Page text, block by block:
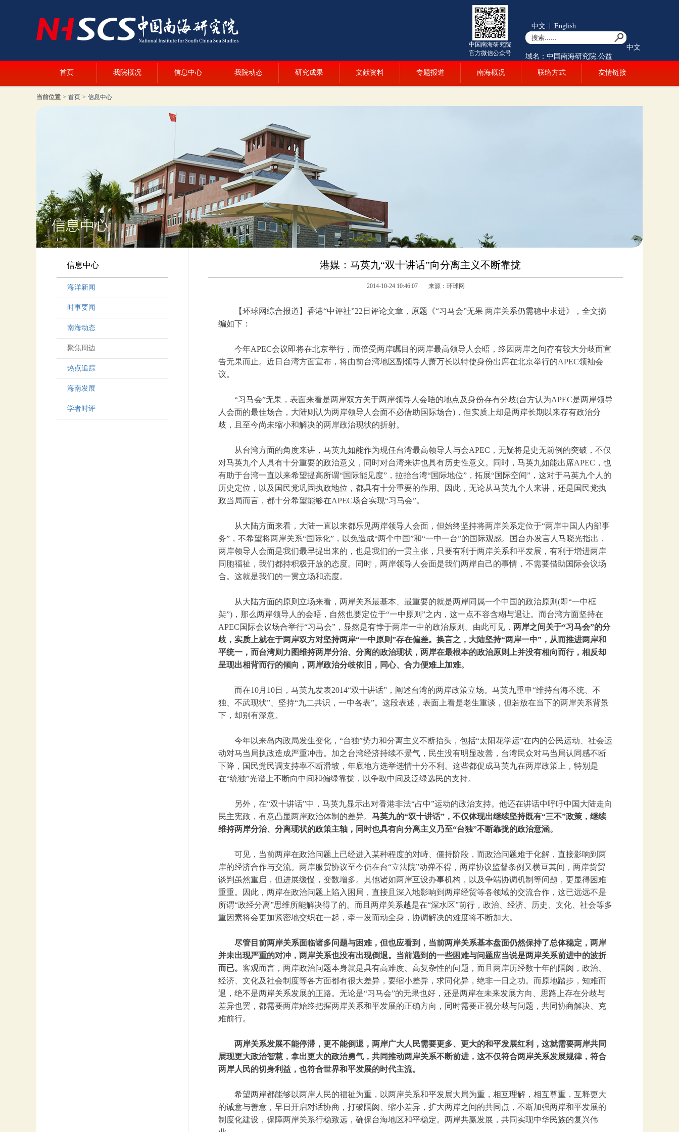
中国南海研究院
官方微信公众号
中文 | English
中文
域名：中国南海研究院.公益
首页 我院概况 信息中心 我院动态 研究成果 文献资料 专题报道 南海概况 联络方式 友情链接
当前位置 > 首页 > 信息中心
信息中心
海洋新闻
时事要闻
南海动态
聚焦周边
热点追踪
海南发展
学者时评
港媒：马英九“双十讲话”向分离主义不断靠拢
2014-10-24 10:46:07 来源：环球网
【环球网综合报道】香港“中评社”22日评论文章，原题《“习马会”无果 两岸关系仍需稳中求进》，全文摘
编如下：
今年APEC会议即将在北京举行，而倍受两岸瞩目的两岸最高领导人会晤，终因两岸之间存有较大分歧而宣
告无果而止。近日台湾方面宣布，将由前台湾地区副领导人萧万长以特使身份出席在北京举行的APEC领袖会
议。
“习马会”无果，表面来看是两岸双方关于两岸领导人会晤的地点及身份存有分歧(台方认为APEC是两岸领导
人会面的最佳场合，大陆则认为两岸领导人会面不必借助国际场合)，但实质上却是两岸长期以来存有政治分
歧，且至今尚未缩小和解决的两岸政治现状的折射。
从台湾方面的角度来讲，马英九如能作为现任台湾最高领导人与会APEC，无疑将是史无前例的突破，不仅
对马英九个人具有十分重要的政治意义，同时对台湾来讲也具有历史性意义。同时，马英九如能出席APEC，也
有助于台湾一直以来希望提高所谓“国际能见度”，拉抬台湾“国际地位”，拓展“国际空间”，这对于马英九个人的
历史定位，以及国民党巩固执政地位，都具有十分重要的作用。因此，无论从马英九个人来讲，还是国民党执
政当局而言，都十分希望能够在APEC场合实现“习马会”。
从大陆方面来看，大陆一直以来都乐见两岸领导人会面，但始终坚持将两岸关系定位于“两岸中国人内部事
务”，不希望将两岸关系“国际化”，以免造成“两个中国”和“一中一台”的国际观感。国台办发言人马晓光指出，
两岸领导人会面是我们最早提出来的，也是我们的一贯主张，只要有利于两岸关系和平发展，有利于增进两岸
同胞福祉，我们都持积极开放的态度。同时，两岸领导人会面是我们两岸自己的事情，不需要借助国际会议场
合。这就是我们的一贯立场和态度。
从大陆方面的原则立场来看，两岸关系最基本、最重要的就是两岸同属一个中国的政治原则(即“一中框
架”)，那么两岸领导人的会晤，自然也要定位于“一中原则”之内，这一点不容含糊与退让。而台湾方面坚持在
APEC国际会议场合举行“习马会”，显然是有悖于两岸一中的政治原则。由此可见， 两岸之间关于“习马会”的分
歧，实质上就在于两岸双方对坚持两岸“一中原则”存在偏差。换言之，大陆坚持“两岸一中”，从而推进两岸和
平统一，而台湾则力图维持两岸分治、分离的政治现状，两岸在最根本的政治原则上并没有相向而行，相反却
呈现出相背而行的倾向，两岸政治分歧依旧，同心、合力便难上加难。
而在10月10日，马英九发表2014“双十讲话”，阐述台湾的两岸政策立场。马英九重申“维持台海不统、不
独、不武现状”、坚持“九二共识，一中各表”。这段表述，表面上看是老生重谈，但若放在当下的两岸关系背景
下，却别有深意。
今年以来岛内政局发生变化，“台独”势力和分离主义不断抬头，包括“太阳花学运”在内的公民运动、社会运
动对马当局执政造成严重冲击。加之台湾经济持续不景气，民生没有明显改善，台湾民众对马当局认同感不断
下降，国民党民调支持率不断滑坡，年底地方选举选情十分不利。这些都促成马英九在两岸政策上，特别是
在“统独”光谱上不断向中间和偏绿靠拢，以争取中间及泛绿选民的支持。
另外，在“双十讲话”中，马英九显示出对香港非法“占中”运动的政治支持。他还在讲话中呼吁中国大陆走向
民主宪政，有意凸显两岸政治体制的差异。 马英九的“双十讲话”，不仅体现出继续坚持既有“三不”政策，继续
维持两岸分治、分离现状的政策主轴，同时也具有向分离主义乃至“台独”不断靠拢的政治意涵。
可见，当前两岸在政治问题上已经进入某种程度的对峙、僵持阶段，而政治问题难于化解，直接影响到两
岸的经济合作与交流。两岸服贸协议至今仍在台“立法院”动弹不得，两岸协议监督条例又横亘其间，两岸货贸
谈判虽然重启，但进展缓慢，变数增多。其他诸如两岸互设办事机构，以及争端协调机制等问题，更显得困难
重重。因此，两岸在政治问题上陷入困局，直接且深入地影响到两岸经贸等各领域的交流合作，这已远远不是
所谓“政经分离”思维所能解决得了的。而且两岸关系越是在“深水区”前行，政治、经济、历史、文化、社会等多
重因素将会更加紧密地交织在一起，牵一发而动全身，协调解决的难度将不断加大。
尽管目前两岸关系面临诸多问题与困难，但也应看到，当前两岸关系基本盘面仍然保持了总体稳定，两岸
并未出现严重的对冲，两岸关系也没有出现倒退。当前遇到的一些困难与问题应当说是两岸关系前进中的波折
而已。 客观而言，两岸政治问题本身就是具有高难度、高复杂性的问题，而且两岸历经数十年的隔阂，政治、
经济、文化及社会制度等各方面都有很大差异，要缩小差异，求同化异，绝非一日之功。而原地踏步，知难而
退，绝不是两岸关系发展的正路。无论是“习马会”的无果也好，还是两岸在未来发展方向、思路上存在分歧与
差异也罢，都需要两岸始终把握两岸关系和平发展的正确方向，同时需要正视分歧与问题，共同协商解决、克
难前行。
两岸关系发展不能停滞，更不能倒退，两岸广大人民需要更多、更大的和平发展红利，这就需要两岸共同
展现更大政治智慧，拿出更大的政治勇气，共同推动两岸关系不断前进，这不仅符合两岸关系发展规律，符合
两岸人民的切身利益，也符合世界和平发展的时代主流。
希望两岸都能够以两岸人民的福祉为重，以两岸关系和平发展大局为重，相互理解，相互尊重，互释更大
的诚意与善意，早日开启对话协商，打破隔阂、缩小差异，扩大两岸之间的共同点，不断加强两岸和平发展的
制度化建设，保障两岸关系行稳致远，确保台海地区和平稳定。两岸共赢发展，共同实现中华民族的复兴伟